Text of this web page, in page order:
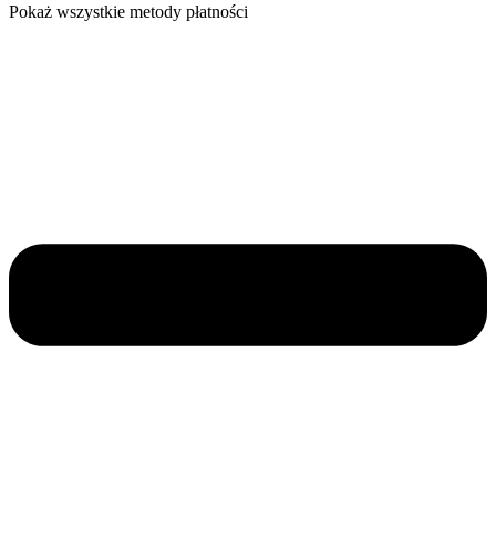
Pokaż wszystkie metody płatności